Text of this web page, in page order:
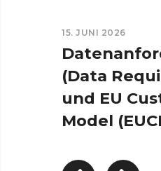
15. JUNI 2026
(Data
und EU
Model